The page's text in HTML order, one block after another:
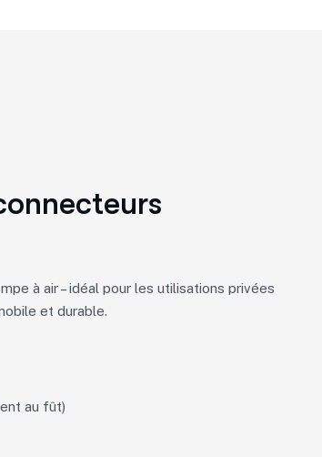
à air – idéal pour les utilisations privées
et durable.
au fût)